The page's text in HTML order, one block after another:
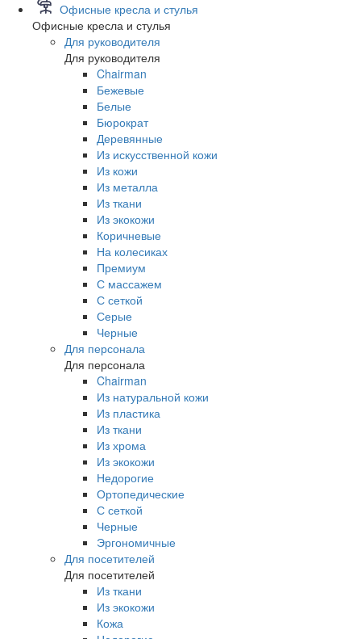
Офисные кресла и стулья
Офисные кресла и стулья
Для руководителя
Для руководителя
Chairman
Бежевые
Белые
Бюрократ
Деревянные
Из искусственной кожи
Из кожи
Из металла
Из ткани
Из экокожи
Коричневые
На колесиках
Премиум
С массажем
С сеткой
Серые
Черные
Для персонала
Для персонала
Chairman
Из натуральной кожи
Из пластика
Из ткани
Из хрома
Из экокожи
Недорогие
Ортопедические
С сеткой
Черные
Эргономичные
Для посетителей
Для посетителей
Из ткани
Из экокожи
Кожа